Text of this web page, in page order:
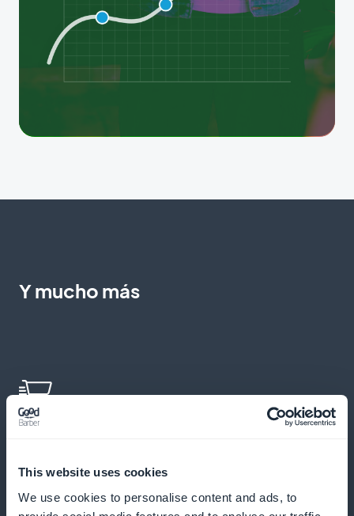
This website uses cookies
We use cookies to personalise content and ads, to
Y mucho más
Deje que sus clientes compren directamente en la
ficha o lista de productos